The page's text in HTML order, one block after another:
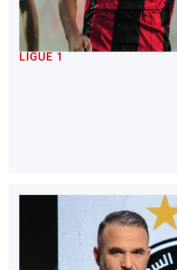
LIGUE 1